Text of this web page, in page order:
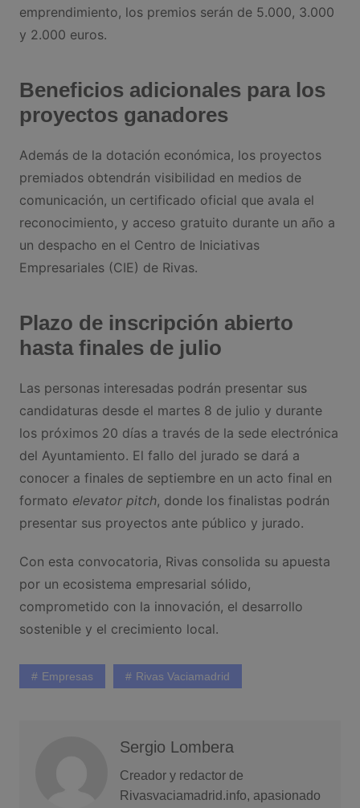
emprendimiento, los premios serán de 5.000, 3.000
y 2.000 euros.
Beneficios adicionales para los
proyectos ganadores
Además de la dotación económica, los proyectos
premiados obtendrán visibilidad en medios de
comunicación, un certificado oficial que avala el
reconocimiento, y acceso gratuito durante un año a
un despacho en el Centro de Iniciativas
Empresariales (CIE) de Rivas.
Plazo de inscripción abierto
hasta finales de julio
Las personas interesadas podrán presentar sus
candidaturas desde el martes 8 de julio y durante
los próximos 20 días a través de la sede electrónica
del Ayuntamiento. El fallo del jurado se dará a
conocer a finales de septiembre en un acto final en
formato elevator pitch, donde los finalistas podrán
presentar sus proyectos ante público y jurado.
Con esta convocatoria, Rivas consolida su apuesta
por un ecosistema empresarial sólido,
comprometido con la innovación, el desarrollo
sostenible y el crecimiento local.
Empresas Rivas Vaciamadrid
Sergio Lombera
Creador y redactor de
Rivasvaciamadrid.info, apasionado